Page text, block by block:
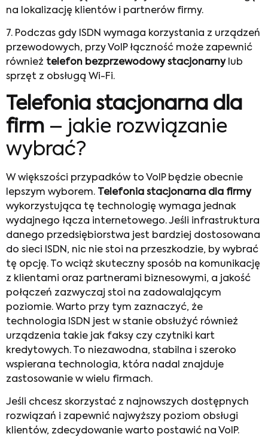
na lokalizację klientów i partnerów firmy.
7. Podczas gdy ISDN wymaga korzystania z urządzeń
przewodowych, przy VoIP łączność może zapewnić
również telefon bezprzewodowy stacjonarnylub
sprzęt z obsługą Wi-Fi.
Telefonia stacjonarna dla
firm – jakie rozwiązanie
wybrać?
W większości przypadków to VoIP będzie obecnie
lepszym wyborem.
Telefonia stacjonarna dla firmy
wykorzystująca tę technologię wymaga jednak
wydajnego łącza internetowego. Jeśli infrastruktura
danego przedsiębiorstwa jest bardziej dostosowana
do sieci ISDN, nic nie stoi na przeszkodzie, by wybrać
tę opcję. To wciąż skuteczny sposób na komunikację
z klientami oraz partnerami biznesowymi, a jakość
połączeń zazwyczaj stoi na zadowalającym
poziomie. Warto przy tym zaznaczyć, że
technologia ISDN jest w stanie obsłużyć również
urządzenia takie jak faksy czy czytniki kart
kredytowych. To niezawodna, stabilna i szeroko
wspierana technologia, która nadal znajduje
zastosowanie w wielu firmach.
Jeśli chcesz skorzystać z najnowszych dostępnych
rozwiązań i zapewnić najwyższy poziom obsługi
klientów, zdecydowanie warto postawić na VoIP.